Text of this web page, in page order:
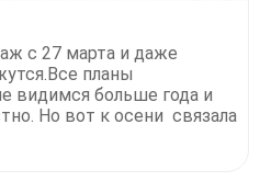
аж с 27 марта и даже
планы
видимся больше года и
Но вот к осени связала